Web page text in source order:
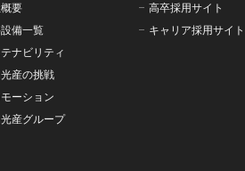
要
備一覧
ナビリティ
産の挑戦
ーション
産グループ
高卒採用サイト
キャリア採用サイト